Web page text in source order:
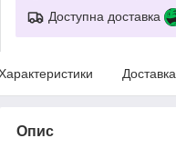
Доступна доставка
Доставка
Опис